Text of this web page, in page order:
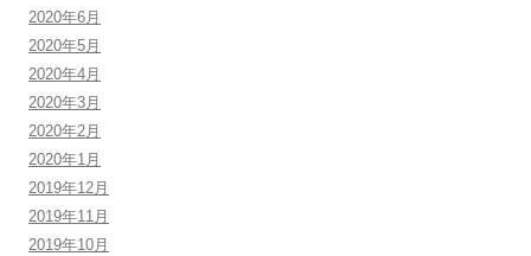
2020年6月
2020年5月
2020年4月
2020年3月
2020年2月
2020年1月
2019年12月
2019年11月
2019年10月